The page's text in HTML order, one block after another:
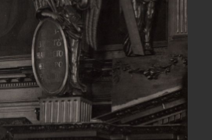
Свято-Троицкий собор
собор